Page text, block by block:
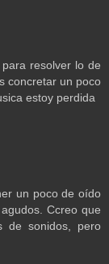
resolver lo de
concretar un poco
estoy perdida
un poco de oído
Ccreo que
de sonidos, pero